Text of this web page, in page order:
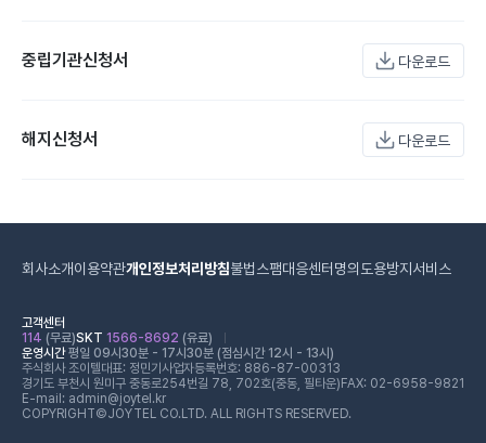
중립기관신청서 다운로드
해지신청서 다운로드
회사소개이용약관개인정보처리방침불법스팸대응센터 명의도용방지서비스
고객센터
114 (무료)SKT 1566-8692 (유료)
운영시간평일 09시30분 - 17시30분 (점심시간 12시 - 13시)
주식회사 조이텔대표: 정민기 사업자등록번호: 886-87-00313
경기도 부천시 원미구 중동로254번길 78, 702호(중동, 필타운) FAX: 02-6958-9821
E-mail: admin@joytel.kr
COPYRIGHT©JOYTEL CO.LTD. ALL RIGHTS RESERVED.